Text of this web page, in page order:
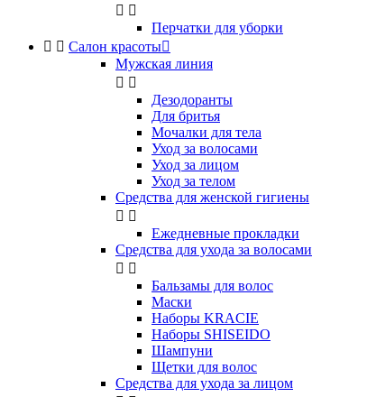
 
Перчатки для уборки
  Салон красоты
Мужская линия
 
Дезодоранты
Для бритья
Мочалки для тела
Уход за волосами
Уход за лицом
Уход за телом
Средства для женской гигиены
 
Ежедневные прокладки
Средства для ухода за волосами
 
Бальзамы для волос
Маски
Наборы KRACIE
Наборы SHISEIDO
Шампуни
Щетки для волос
Средства для ухода за лицом